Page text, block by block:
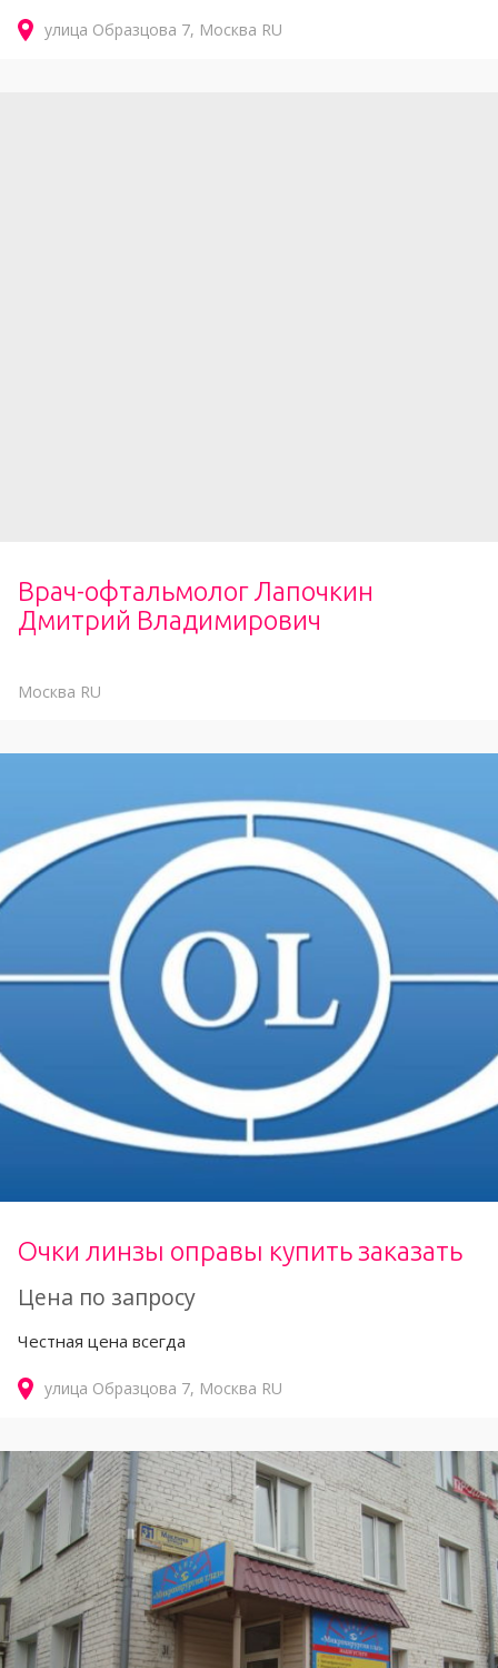
улица Образцова 7 Москва RU
Врач-офтальмолог Лапочкин
Дмитрий Владимирович
Москва RU
Очки линзы оправы купить заказать
Цена по запросу
Честная цена всегда
улица Образцова 7 Москва RU